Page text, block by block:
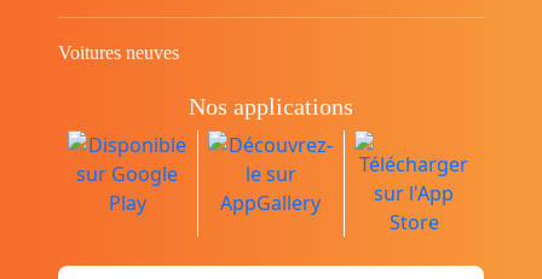
Voitures neuves
Nos applications